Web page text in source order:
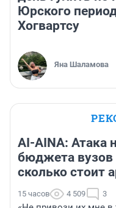
Юрского
Хогвартсу
Яна Шаламова
AI-AINA: Атака
бюджета вузов
сколько стоит
15 часов 4 509 3